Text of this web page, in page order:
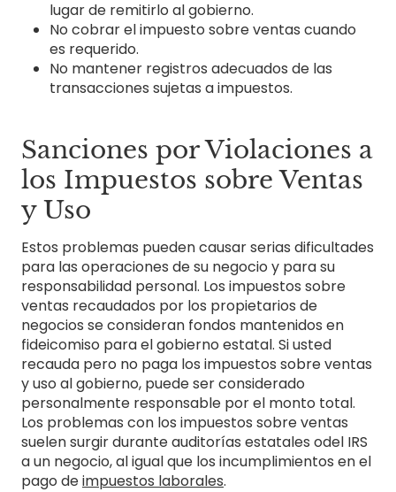
lugar de remitirlo al gobierno.
No cobrar el impuesto sobre ventas cuando
es requerido.
No mantener registros adecuados de las
transacciones sujetas a impuestos.
Sanciones por Violaciones a
los Impuestos sobre Ventas
y Uso
Estos problemas pueden causar serias dificultades
para las operaciones de su negocio y para su
responsabilidad personal. Los impuestos sobre
ventas recaudados por los propietarios de
negocios se consideran fondos mantenidos en
fideicomiso para el gobierno estatal. Si usted
recauda pero no paga los impuestos sobre ventas
y uso al gobierno, puede ser considerado
personalmente responsable por el monto total.
Los problemas con los impuestos sobre ventas
suelen surgir durante auditorías estatales odel IRS
a un negocio, al igual que los incumplimientos en el
pago deimpuestos laborales.